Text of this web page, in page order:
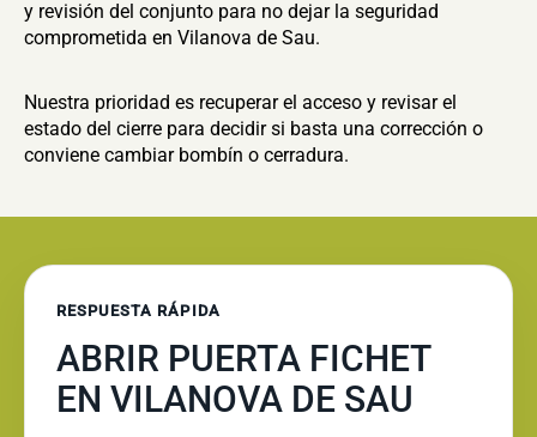
y revisión del conjunto para no dejar la seguridad
comprometida en Vilanova de Sau.
Nuestra prioridad es recuperar el acceso y revisar el
estado del cierre para decidir si basta una corrección o
conviene cambiar bombín o cerradura.
RESPUESTA RÁPIDA
ABRIR PUERTA FICHET
EN VILANOVA DE SAU